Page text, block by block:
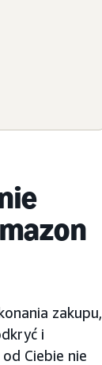
zakupu,
i
Ciebie nie